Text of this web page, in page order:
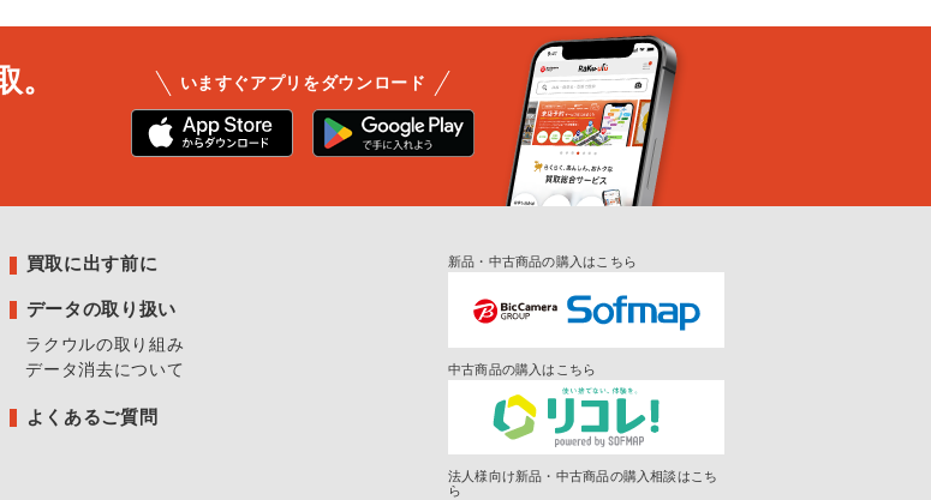
いますぐアプリをダウンロード
買取に出す前に
データの取り扱い
ラクウルの取り組み
データ消去について
よくあるご質問
新品・中古商品の購入はこちら
中古商品の購入はこちら
法人様向け新品・中古商品の購入相談はこち
ら